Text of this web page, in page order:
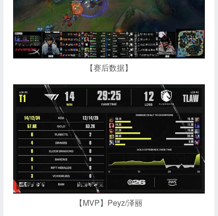
【赛后数据】
【MVP】Peyz/泽丽